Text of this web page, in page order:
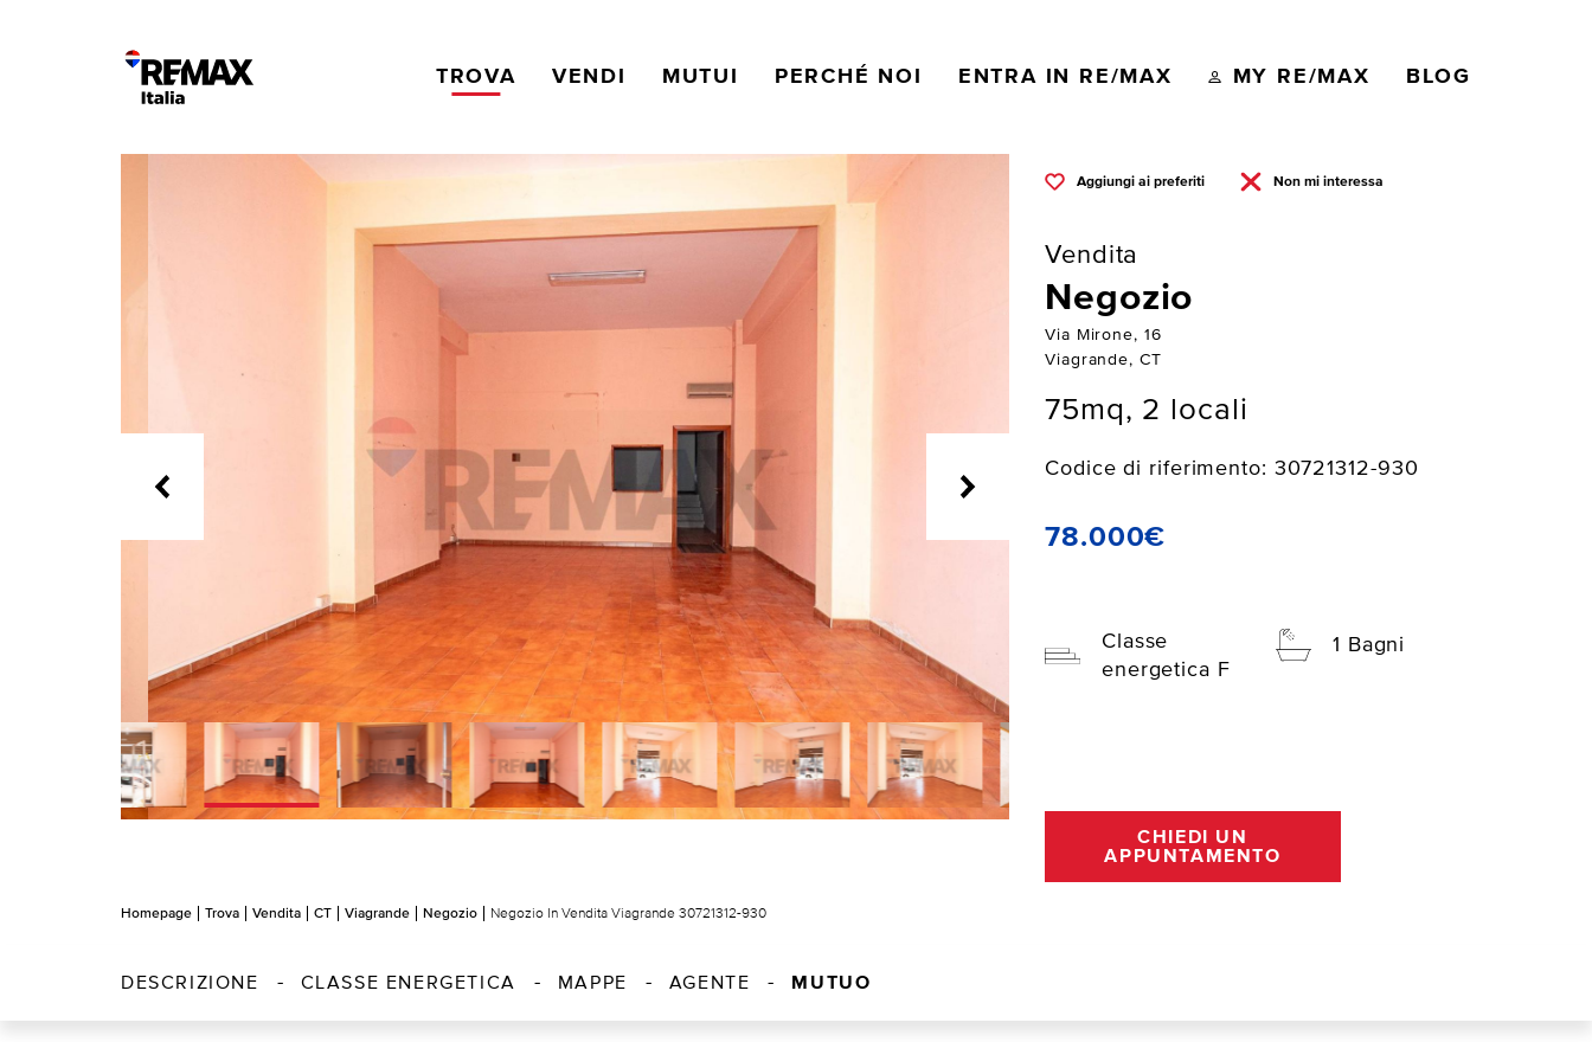
TROVA VENDI MUTUI PERCHÉ NOI ENTRA IN RE/MAX MY RE/MAX BLOG
Aggiungi ai preferiti Non mi interessa
Vendita
Negozio
Via Mirone, 16
Viagrande, CT
75mq, 2 locali
Codice di riferimento: 30721312-930
78.000€
Classe
energetica F
1 Bagni
CHIEDI UN
APPUNTAMENTO
Homepage Trova Vendita CT Viagrande Negozio Negozio In Vendita Viagrande 30721312-930
DESCRIZIONE CLASSE ENERGETICA MAPPE AGENTE MUTUO